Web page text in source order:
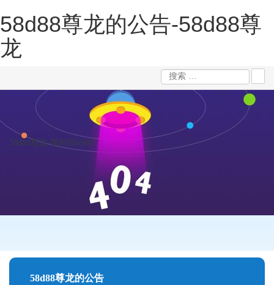
58d88尊龙的公告-58d88尊
龙
58d88尊龙-凯时88kb88
58d88尊龙的公告